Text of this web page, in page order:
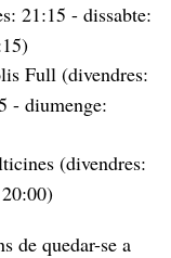
21:15 - dissabte:
Full (divendres:
- diumenge:
(divendres:
de quedar-se a